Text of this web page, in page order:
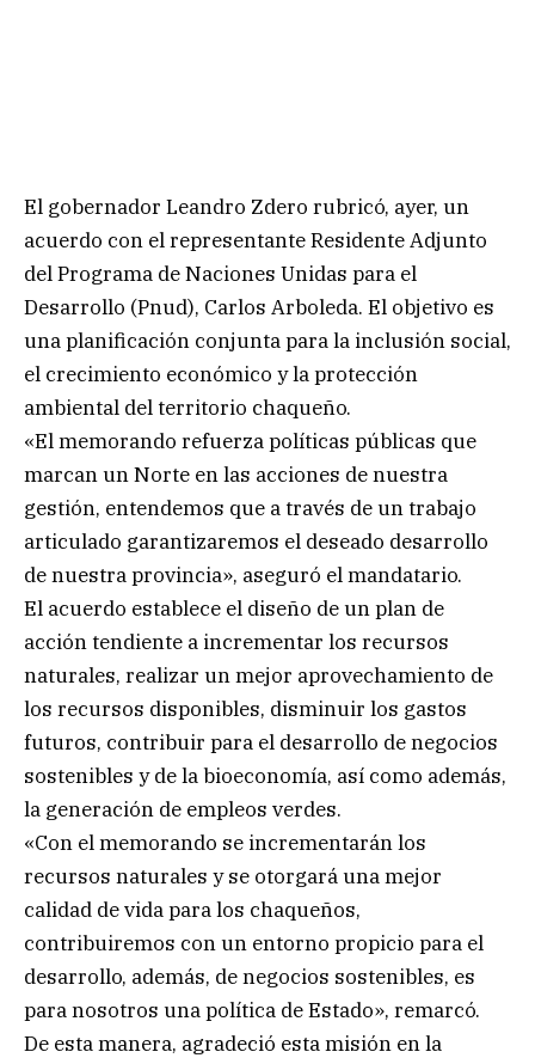
El gobernador Leandro Zdero rubricó, ayer, un
acuerdo con el representante Residente Adjunto
del Programa de Naciones Unidas para el
Desarrollo (Pnud), Carlos Arboleda. El objetivo es
una planificación conjunta para la inclusión social,
el crecimiento económico y la protección
ambiental del territorio chaqueño.
«El memorando refuerza políticas públicas que
marcan un Norte en las acciones de nuestra
gestión, entendemos que a través de un trabajo
articulado garantizaremos el deseado desarrollo
de nuestra provincia», aseguró el mandatario.
El acuerdo establece el diseño de un plan de
acción tendiente a incrementar los recursos
naturales, realizar un mejor aprovechamiento de
los recursos disponibles, disminuir los gastos
futuros, contribuir para el desarrollo de negocios
sostenibles y de la bioeconomía, así como además,
la generación de empleos verdes.
«Con el memorando se incrementarán los
recursos naturales y se otorgará una mejor
calidad de vida para los chaqueños,
contribuiremos con un entorno propicio para el
desarrollo, además, de negocios sostenibles, es
para nosotros una política de Estado», remarcó.
De esta manera, agradeció esta misión en la